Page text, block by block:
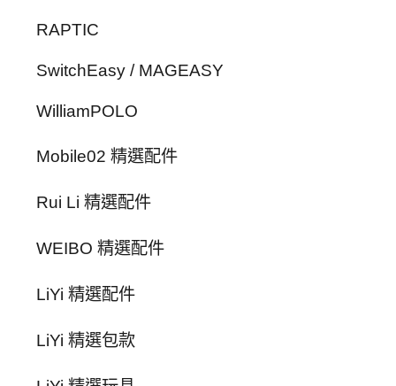
RAPTIC
SwitchEasy / MAGEASY
WilliamPOLO
Mobile02 精選配件
Rui Li 精選配件
WEIBO 精選配件
LiYi 精選配件
LiYi 精選包款